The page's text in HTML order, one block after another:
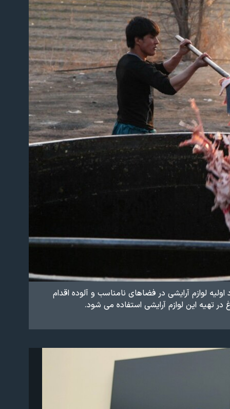
لوازم آرایشی در فضاهای نامناسب و آلوده اقدام
تهیه این لوازم آرایشی استفاده می شود.